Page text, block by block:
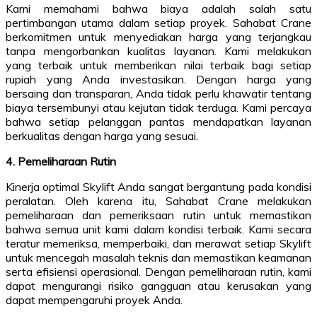
Kami memahami bahwa biaya adalah salah satu
pertimbangan utama dalam setiap proyek. Sahabat Crane
berkomitmen untuk menyediakan harga yang terjangkau
tanpa mengorbankan kualitas layanan. Kami melakukan
yang terbaik untuk memberikan nilai terbaik bagi setiap
rupiah yang Anda investasikan. Dengan harga yang
bersaing dan transparan, Anda tidak perlu khawatir tentang
biaya tersembunyi atau kejutan tidak terduga. Kami percaya
bahwa setiap pelanggan pantas mendapatkan layanan
berkualitas dengan harga yang sesuai.
4. Pemeliharaan Rutin
Kinerja optimal Skylift Anda sangat bergantung pada kondisi
peralatan. Oleh karena itu, Sahabat Crane melakukan
pemeliharaan dan pemeriksaan rutin untuk memastikan
bahwa semua unit kami dalam kondisi terbaik. Kami secara
teratur memeriksa, memperbaiki, dan merawat setiap Skylift
untuk mencegah masalah teknis dan memastikan keamanan
serta efisiensi operasional. Dengan pemeliharaan rutin, kami
dapat mengurangi risiko gangguan atau kerusakan yang
dapat mempengaruhi proyek Anda.